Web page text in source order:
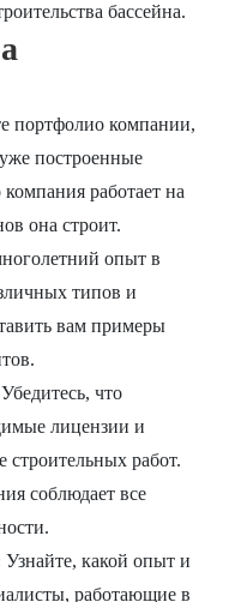
бассейна.
портфолио компании,
построенные
работает на
она строит.
опыт в
типов и
вам примеры
Убедитесь, что
лицензии и
работ.
соблюдает все
Узнайте, какой опыт и
работающие в